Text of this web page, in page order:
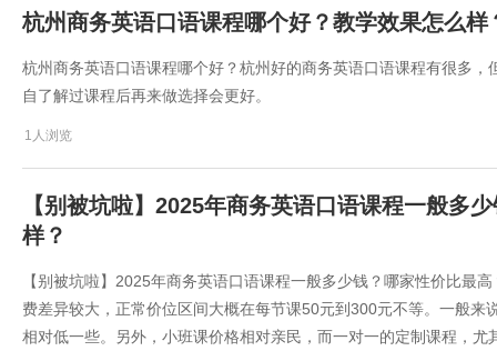
杭州商务英语口语课程哪个好？教学效果怎么样
杭州商务英语口语课程哪个好？杭州好的商务英语口语课程有很多
自了解过课程后再来做选择会更好。
1人浏览
【别被坑啦】2025年商务英语口语课程一般多
样？
【别被坑啦】2025年商务英语口语课程一般多少钱？哪家性价比最
费差异较大，正常价位区间大概在每节课50元到300元不等。一般
相对低一些。另外，小班课价格相对亲民，而一对一的定制课程，